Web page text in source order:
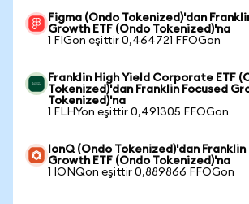
Figma (Ondo Tokenized)'dan
Growth ETF (Ondo Tokenized)'na
1 FIGon eşittir 0,464721 FFOGon
Franklin High Yield Corporate ETF
Tokenized)'dan Franklin Focused
Tokenized)'na
1 FLHYon eşittir 0,491305 FFOGon
IonQ (Ondo Tokenized)'dan Franklin
Growth ETF (Ondo Tokenized)'na
1 IONQon eşittir 0,889866 FFOGon